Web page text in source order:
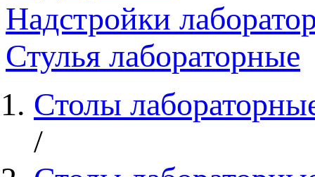
Надстройки
Стулья лабораторные
Столы
/